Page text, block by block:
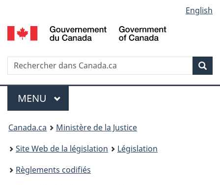
au
contenu
propos
de
la
HTML
simplifiée
selection
English
Recherche
Menu
MENU PRINCIPAL
You
are
here:
Canada.ca
Ministère de la Justice
Site Web de la législation
Législation
Règlements codifiés